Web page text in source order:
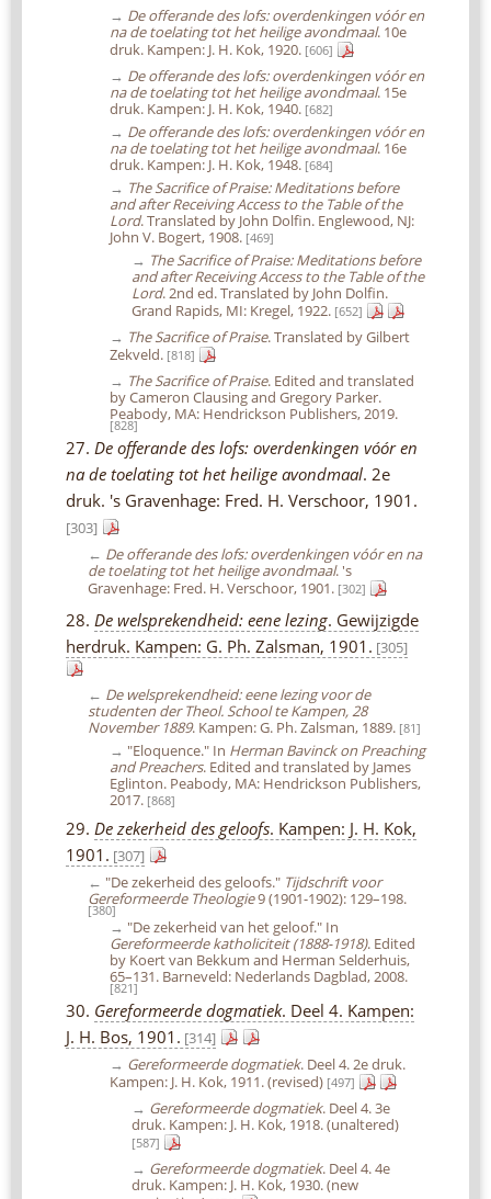
→ De offerande des lofs: overdenkingen vóór en
na de toelating tot het heilige avondmaal. 10e
druk. Kampen: J. H. Kok, 1920. [606]
→ De offerande des lofs: overdenkingen vóór en
na de toelating tot het heilige avondmaal. 15e
druk. Kampen: J. H. Kok, 1940. [682]
→ De offerande des lofs: overdenkingen vóór en
na de toelating tot het heilige avondmaal. 16e
druk. Kampen: J. H. Kok, 1948. [684]
→ The Sacrifice of Praise: Meditations before
and after Receiving Access to the Table of the
Lord. Translated by John Dolfin. Englewood, NJ:
John V. Bogert, 1908. [469]
→ The Sacrifice of Praise: Meditations before
and after Receiving Access to the Table of the
Lord. 2nd ed. Translated by John Dolfin.
Grand Rapids, MI: Kregel, 1922. [652]
→ The Sacrifice of Praise. Translated by Gilbert
Zekveld. [818]
→ The Sacrifice of Praise. Edited and translated
by Cameron Clausing and Gregory Parker.
Peabody, MA: Hendrickson Publishers, 2019.
[828]
27. De offerande des lofs: overdenkingen vóór en
na de toelating tot het heilige avondmaal. 2e
druk. 's Gravenhage: Fred. H. Verschoor, 1901.
[303]
← De offerande des lofs: overdenkingen vóór en na
de toelating tot het heilige avondmaal. 's
Gravenhage: Fred. H. Verschoor, 1901. [302]
28. De welsprekendheid: eene lezing. Gewijzigde
herdruk. Kampen: G. Ph. Zalsman, 1901. [305]
← De welsprekendheid: eene lezing voor de
studenten der Theol. School te Kampen, 28
November 1889. Kampen: G. Ph. Zalsman, 1889. [81]
→ "Eloquence." In Herman Bavinck on Preaching
and Preachers. Edited and translated by James
Eglinton. Peabody, MA: Hendrickson Publishers,
2017. [868]
29. De zekerheid des geloofs. Kampen: J. H. Kok,
1901. [307]
← "De zekerheid des geloofs." Tijdschrift voor
Gereformeerde Theologie9 (1901-1902): 129–198.
[380]
→ "De zekerheid van het geloof." In
Gereformeerde katholiciteit (1888-1918). Edited
by Koert van Bekkum and Herman Selderhuis,
65–131. Barneveld: Nederlands Dagblad, 2008.
[821]
30. Gereformeerde dogmatiek. Deel 4. Kampen:
J. H. Bos, 1901. [314]
→ Gereformeerde dogmatiek. Deel 4. 2e druk.
Kampen: J. H. Kok, 1911. (revised) [497]
→ Gereformeerde dogmatiek. Deel 4. 3e
druk. Kampen: J. H. Kok, 1918. (unaltered)
[587]
→ Gereformeerde dogmatiek. Deel 4. 4e
druk. Kampen: J. H. Kok, 1930. (new